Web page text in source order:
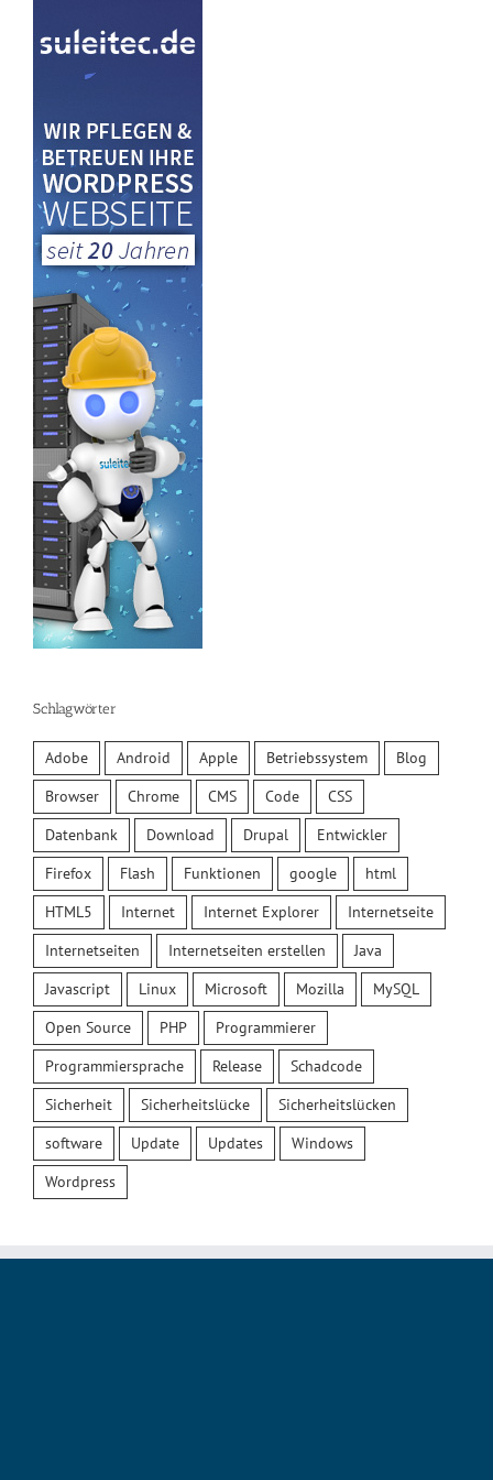
Schlagwörter
Adobe Android Apple Betriebssystem
Blog
Browser
Chrome CMS Code
CSS
Datenbank
Download Drupal
Entwickler
Firefox
Flash Funktionen google
html
HTML5
Internet Internet Explorer
Internetseite
Internetseiten
Internetseiten erstellen
Java
Javascript
Linux Microsoft Mozilla
MySQL
Open Source
PHP
Programmierer
Programmiersprache
Release
Schadcode
Sicherheit
Sicherheitslücke
Sicherheitslücken
software
Update Updates
Windows
Wordpress